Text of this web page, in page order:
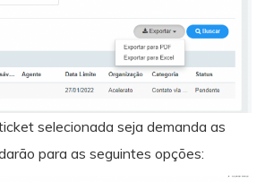
selecionada seja demanda as
para as seguintes opções: